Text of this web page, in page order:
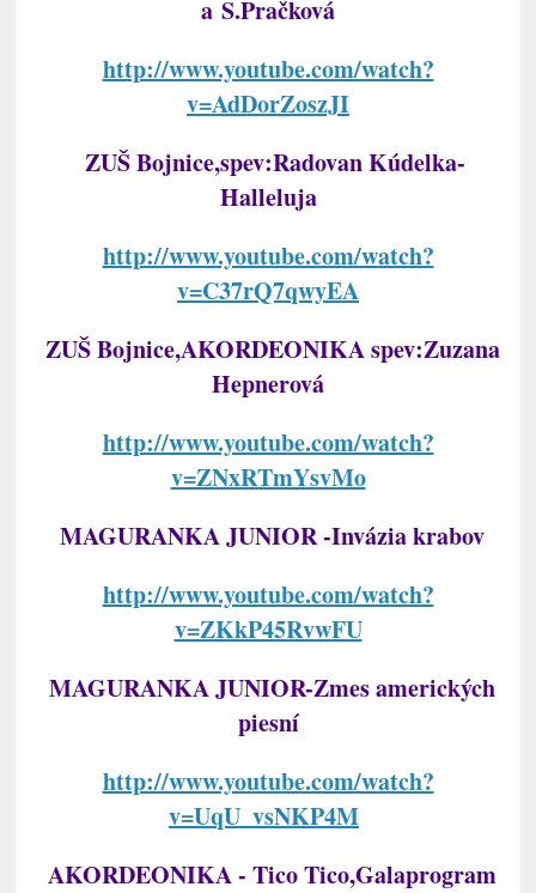
a S.Pračková
http://www.youtube.com/watch?
v=AdDorZoszJI
ZUŠ Bojnice,spev:Radovan Kúdelka-
Halleluja
http://www.youtube.com/watch?
v=C37rQ7qwyEA
ZUŠ Bojnice,AKORDEONIKA spev:Zuzana
Hepnerová
http://www.youtube.com/watch?
v=ZNxRTmYsvMo
MAGURANKA JUNIOR -Invázia krabov
http://www.youtube.com/watch?
v=ZKkP45RvwFU
MAGURANKA JUNIOR-Zmes amerických
piesní
http://www.youtube.com/watch?
v=UqU_vsNKP4M
AKORDEONIKA - Tico Tico,Galaprogram